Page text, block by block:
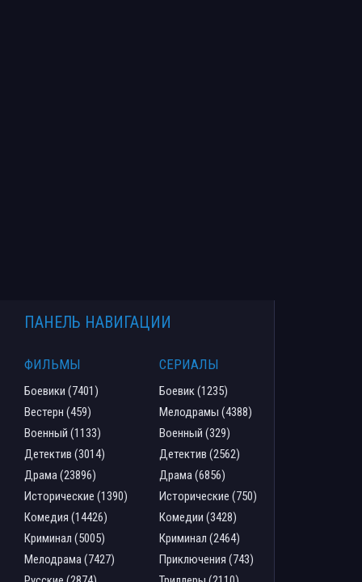
ПАНЕЛЬ НАВИГАЦИИ
ФИЛЬМЫ
Боевики (7401)
Вестерн (459)
Военный (1133)
Детектив (3014)
Драма (23896)
Исторические (1390)
Комедия (14426)
Криминал (5005)
Мелодрама (7427)
СЕРИАЛЫ
Боевик (1235)
Мелодрамы (4388)
Военный (329)
Детектив (2562)
Драма (6856)
Исторические (750)
Комедии (3428)
Криминал (2464)
Приключения (743)